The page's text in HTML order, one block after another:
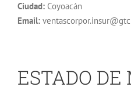
Ciudad: Coyoacán
Email:
ESTADO DE